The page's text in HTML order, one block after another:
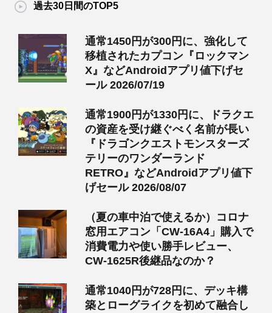
過去30日間のTOP5
通常1450円が300円に、強化して
移植されたカプコン『ロックマン
X』などAndroidアプリ値下げセ
ール 2026/07/19
通常1900円が1330円に、ドラクエ
の資産を受け継ぐべく名前が長い
『ドラゴンクエストモンスターズ
テリーのワンダーランド
RETRO』などAndroidアプリ値下
げセール 2026/08/07
（夏の車中泊で使えるか）コロナ
窓用エアコン「CW-16A4」購入で
消費電力や使い勝手レビュー、
CW-1625R後継品なのか？
通常1040円が728円に、デッキ構
築とローグライクを初めて融合し